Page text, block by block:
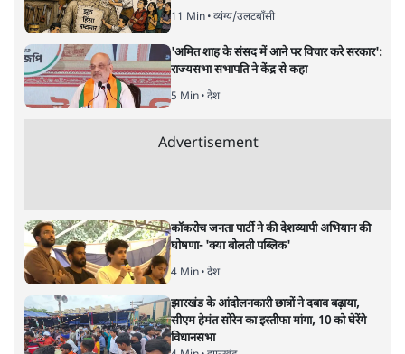
यूपी के अंदर हो रहे कार्यों के बारे में जानकारी देते हुए कहा कि
प्रदेश में हमने पिछले छह वर्षों में 133 करोड़ पौधे लगाकर एक बड़ी
उपलब्धि हासिल की है। साथ ही इस वर्ष जुलाई के प्रथम सप्ताह में
एक दिन में 35 करोड़ पौधे रोपे जाएंगे।
वह मुख्य तरीका है जिससे इसमें होने वाले नकारात्मक बदलावों को
2070 तक भारत को ग्रीन हाउस गैसों के उत्सर्जन के मामले में नेट
ज़ीरो देश बनाने की प्रतिबद्धता व्यक्त की है। इसी शृंखला में उत्तर
प्रदेश में योगी आदित्यनाथ की 35 करोड़ पौधे लगाए जाने संबंधी
घोषणा भी अहम है।
और पढ़ें